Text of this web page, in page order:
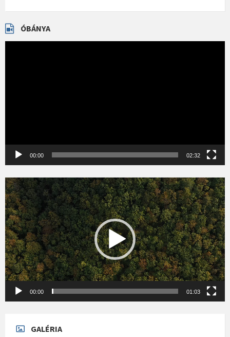
ÓBÁNYA
00:00 02:32
Videólejátszó
00:00 01:03
GALÉRIA